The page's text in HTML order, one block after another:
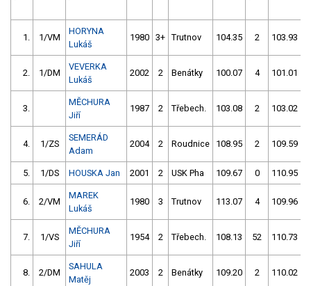
1. 1/VM
HORYNA
Lukáš
1980 3+ Trutnov 104.35 2 103.93
2. 1/DM
VEVERKA
Lukáš
2002 2 Benátky 100.07 4 101.01
3.
MĚCHURA
Jiří
1987 2 Třebech. 103.08 2 103.02
4. 1/ZS
SEMERÁD
Adam
2004 2 Roudnice 108.95 2 109.59
5. 1/DS HOUSKA Jan 2001 2 USK Pha 109.67 0 110.95
6. 2/VM
MAREK
Lukáš
1980 3 Trutnov 113.07 4 109.96
7. 1/VS
MĚCHURA
Jiří
1954 2 Třebech. 108.13 52 110.73
8. 2/DM
SAHULA
Matěj
2003 2 Benátky 109.20 2 110.02